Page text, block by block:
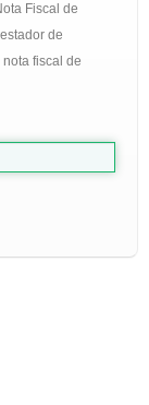
Fiscal de
de
fiscal de